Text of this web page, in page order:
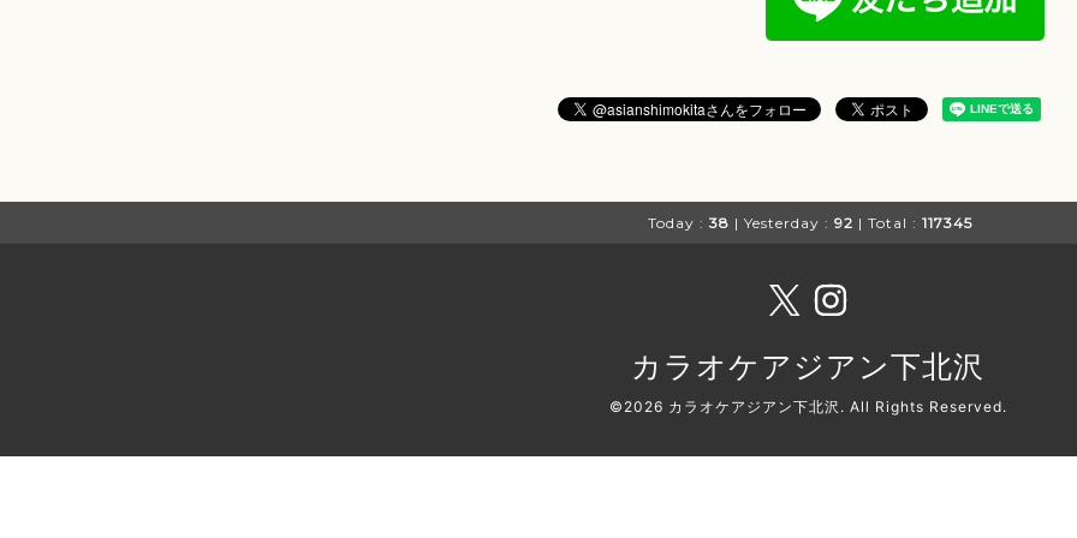
Today : 38 | Yesterday : 92 | Total : 117345
カラオケアジアン下北沢
©2026 カラオケアジアン下北沢 . All Rights Reserved.